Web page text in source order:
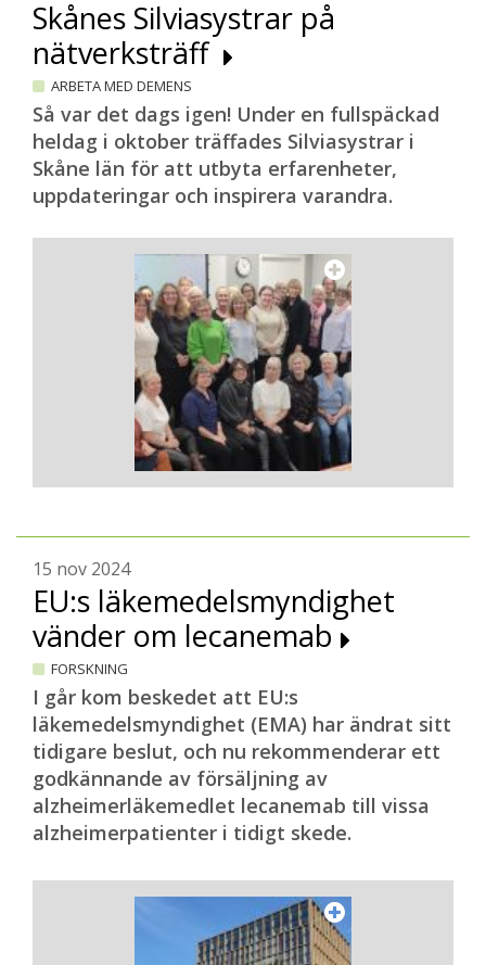
Skånes Silviasystrar på
nätverksträff
ARBETA MED DEMENS
Så var det dags igen! Under en fullspäckad
heldag i oktober träffades Silviasystrar i
Skåne län för att utbyta erfarenheter,
uppdateringar och inspirera varandra.
15 nov 2024
EU:s läkemedelsmyndighet
vänder om lecanemab
FORSKNING
I går kom beskedet att EU:s
läkemedelsmyndighet (EMA) har ändrat sitt
tidigare beslut, och nu rekommenderar ett
godkännande av försäljning av
alzheimerläkemedlet lecanemab till vissa
alzheimerpatienter i tidigt skede.